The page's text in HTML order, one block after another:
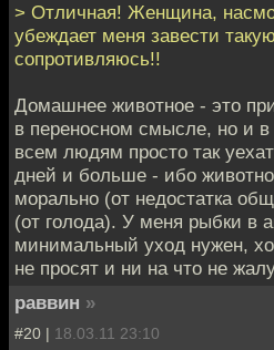
> Отличная! Женщина,
убеждает меня завести
сопротивляюсь!!
Домашнее животное - это
в переносном смысле, но и
всем людям просто так
дней и больше - ибо
морально (от недостатка
(от голода). У меня рыбки в
минимальный уход нужен,
не просят и ни на что не
раввин »
#20 | 18.03.11 23:10